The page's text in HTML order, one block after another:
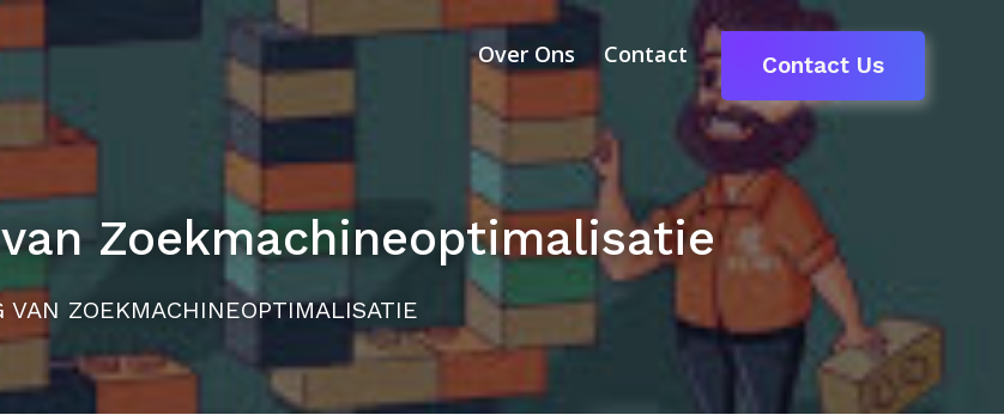
Over Ons Contact Contact Us
van Zoekmachineoptimalisatie
ZOEKMACHINEOPTIMALISATIE